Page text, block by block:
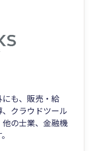
も、販売・給
クラウドツール
の士業、金融機